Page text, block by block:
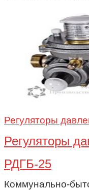
Регуляторы
Регуляторы
РДГБ-25
Коммунально-